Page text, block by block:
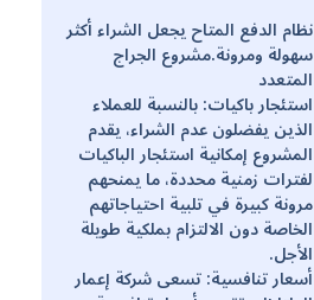
نظام الدفع المتاح يجعل الشراء أكثر
سهولة ومرونة.مشروع الجراج
المتعدد
استئجار باكيات: بالنسبة للعملاء
الذين يفضلون عدم الشراء، يقدم
المشروع إمكانية استئجار الباكيات
لفترات زمنية محددة، ما يمنحهم
مرونة كبيرة في تلبية احتياجاتهم
الخاصة دون الالتزام بملكية طويلة
الأجل.
أسعار تنافسية: تسعى شركة إعمار